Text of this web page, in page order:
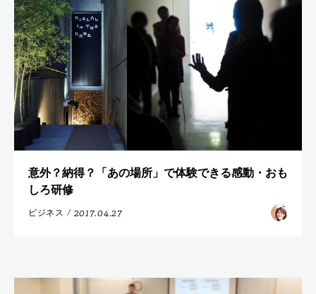
意外？納得？「あの場所」で体験できる感動・おも
しろ研修
ビジネス / 2017.04.27